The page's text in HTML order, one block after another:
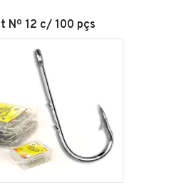
Nº 12 c/ 100 pçs